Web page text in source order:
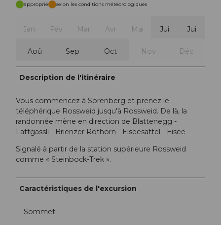
approprié selon les conditions météorologiques
Jan Fév Mar Avr Mai Jui Jui
Aoû Sep Oct Nov Déc
Description de l'itinéraire
Vous commencez à Sörenberg et prenez le
téléphérique Rossweid jusqu'à Rossweid. De là, la
randonnée mène en direction de Blattenegg -
Lättgässli - Brienzer Rothorn - Eiseesattel - Eisee
Signalé à partir de la station supérieure Rossweid
comme « Steinbock-Trek ».
Caractéristiques de l'excursion
Sommet